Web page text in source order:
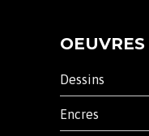
OEUVRES
Dessins
Encres